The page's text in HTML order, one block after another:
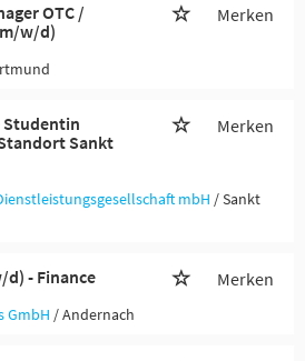
OTC /
w/d)
Merken
Studentin
Sankt
Merken
Dienstleistungsgesellschaft mbH / Sankt
- Finance Merken
GmbH / Andernach